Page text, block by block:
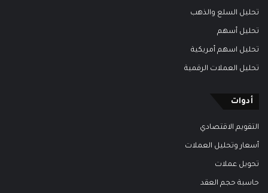
تحليل السلع والذهب
تحليل أسهم
تحليل اسهم أمريكية
تحليل العملات الرقمية
أدوات
التقويم الاقتصادي
أسعار وتحليل العملات
تحويل عملات
حاسبة حجم العقد